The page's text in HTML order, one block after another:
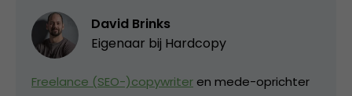
David Brinks
Eigenaar bij Hardcopy
Freelance (SEO-)copywriter en mede-oprichter